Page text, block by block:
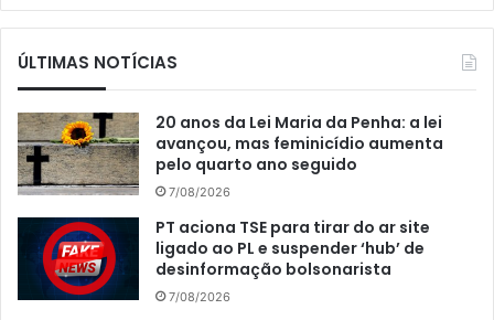
ÚLTIMAS NOTÍCIAS
20 anos da Lei Maria da Penha: a lei
avançou, mas feminicídio aumenta
pelo quarto ano seguido
7/08/2026
PT aciona TSE para tirar do ar site
ligado ao PL e suspender ‘hub’ de
desinformação bolsonarista
7/08/2026